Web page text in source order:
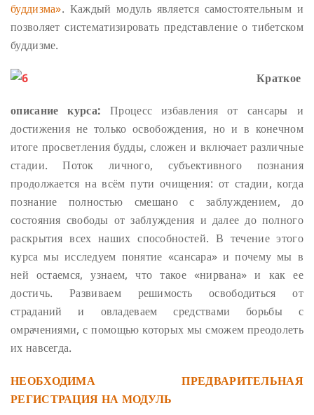
буддизма». Каждый модуль является самостоятельным и
позволяет систематизировать представление о тибетском
буддизме.
Краткое
описание курса: Процесс избавления от сансары и
достижения не только освобождения, но и в конечном
итоге просветления будды, сложен и включает различные
стадии. Поток личного, субъективного познания
продолжается на всём пути очищения: от стадии, когда
познание полностью смешано с заблуждением, до
состояния свободы от заблуждения и далее до полного
раскрытия всех наших способностей. В течение этого
курса мы исследуем понятие «сансара» и почему мы в
ней остаемся, узнаем, что такое «нирвана» и как ее
достичь. Развиваем решимость освободиться от
страданий и овладеваем средствами борьбы с
омрачениями, с помощью которых мы сможем преодолеть
их навсегда.
НЕОБХОДИМА ПРЕДВАРИТЕЛЬНАЯ
РЕГИСТРАЦИЯ НА МОДУЛЬ